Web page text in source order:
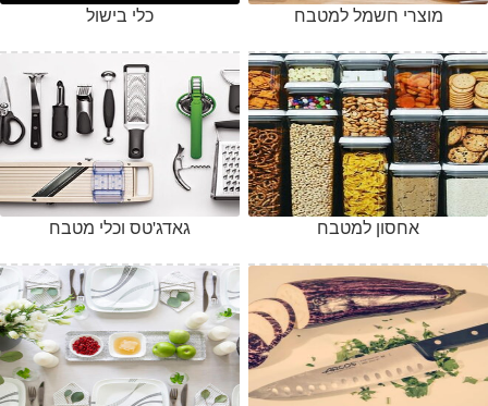
כלי בישול מוצרי חשמל למטבח
גאדג'טס וכלי מטבח אחסון למטבח